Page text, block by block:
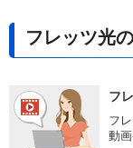
フレッツ光
フ
フ
動